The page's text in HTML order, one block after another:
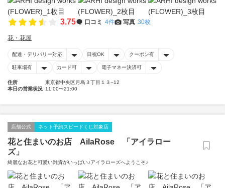
3.75 口コミ 4件 写真 30枚
花・花屋
配達・デリバリー対応 日祝OK クーポン有
駐車場有 カード可 電子マネー決済可
住所
東京都中央区月島３丁目１３−12
本日の営業状況 11:00〜21:00
店舗公式 ネット予約スピードくじ対象店
花と住まいのお店 AilaRose 「アイラロー
ズ」
綺麗なお花と可愛い雑貨がいっぱい♪アイラローズへようこそ♪